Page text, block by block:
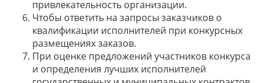
привлекательность организации.
Чтобы ответить на запросы заказчиков о
квалификации исполнителей при конкурсных
размещениях заказов.
При оценке предложений участников конкурса
и определения лучших исполнителей